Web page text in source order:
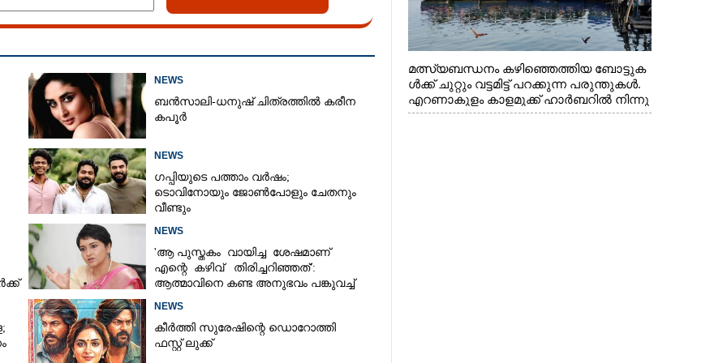
NEWS
ബൻസാലി-ധനുഷ് ചിത്രത്തിൽ കരീന
കപൂർ
NEWS
ഗപ്പിയുടെ പത്താം വർഷം;​
ടൊവിനോയും ജോൺപോളും ചേതനും
വീണ്ടും
NEWS
'ആ പുസ്തകം വായിച്ച ശേഷമാണ്
എന്റെ കഴിവ് തിരിച്ചറിഞ്ഞത്':
ആത്മാവിനെ കണ്ട അനുഭവം പങ്കുവച്ച്
NEWS
കീർത്തി സുരേഷിന്റെ ഡൊറോത്തി
ഫസ്റ്റ് ലുക്ക്
മത്സ്യബന്ധനം കഴിഞ്ഞെത്തിയ ബോട്ടുക
ൾക്ക് ചുറ്റും വട്ടമിട്ട് പറക്കുന്ന പരുന്തുകൾ.
എറണാകുളം കാളമുക്ക് ഹാർബറിൽ നിന്നു
ള്ള കാഴ്ച